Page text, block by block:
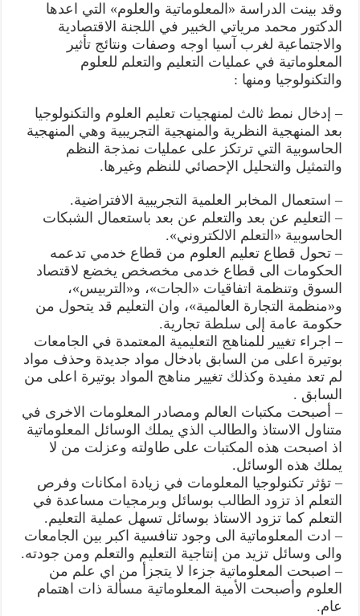
وقد بينت الدراسة «المعلوماتية والعلوم» التي اعدها
الدكتور محمد مرياتي الخبير في اللجنة الاقتصادية
والاجتماعية لغرب آسيا اوجه وصفات ونتائج تأثير
المعلوماتية في عمليات التعليم والتعلم للعلوم
والتكنولوجيا ومنها :
– إدخال نمط ثالث لمنهجيات تعليم العلوم والتكنولوجيا
بعد المنهجية النظرية والمنهجية التجريبية وهي المنهجية
الحاسوبية التي ترتكز على عمليات نمذجة النظم
والتمثيل والتحليل الإحصائي للنظم وغيرها.
– استعمال المخابر العلمية التجريبية الافتراضية.
– التعليم عن بعد والتعلم عن بعد باستعمال الشبكات
الحاسوبية «التعلم الالكتروني».
– تحول قطاع تعليم العلوم من قطاع خدمي تدعمه
الحكومات الى قطاع خدمی مخصخص يخضع لاقتصاد
السوق وتنظمة اتفاقيات «الجات»، و«التربيس»،
و«منظمة التجارة العالمية»، وان التعليم قد يتحول من
حكومة عامة إلى سلطة تجارية.
– اجراء تغيير للمناهج التعليمية المعتمدة في الجامعات
بوتيرة اعلى من السابق بادخال مواد جديدة وحذف مواد
لم تعد مفيدة وكذلك تغيير مناهج المواد بوتيرة اعلى من
السابق .
– أصبحت مكتبات العالم ومصادر المعلومات الاخرى في
متناول الاستاذ والطالب الذي يملك الوسائل المعلوماتية
اذ اصبحت هذه المكتبات على طاولته وعزلت من لا
يملك هذه الوسائل.
– تؤثر تكنولوجيا المعلومات في زيادة امكانات وفرص
التعلم اذ تزود الطالب بوسائل وبرمجيات مساعدة في
التعلم كما تزود الاستاذ بوسائل تسهل عملية التعليم.
– ادت المعلوماتية الى وجود تنافسية اكبر بين الجامعات
والى وسائل تزيد من إنتاجية التعليم والتعلم ومن جودته.
– اصبحت المعلوماتية جزءا لا يتجزأ من اي علم من
العلوم وأصبحت الأمية المعلوماتية مسألة ذات اهتمام
عام.